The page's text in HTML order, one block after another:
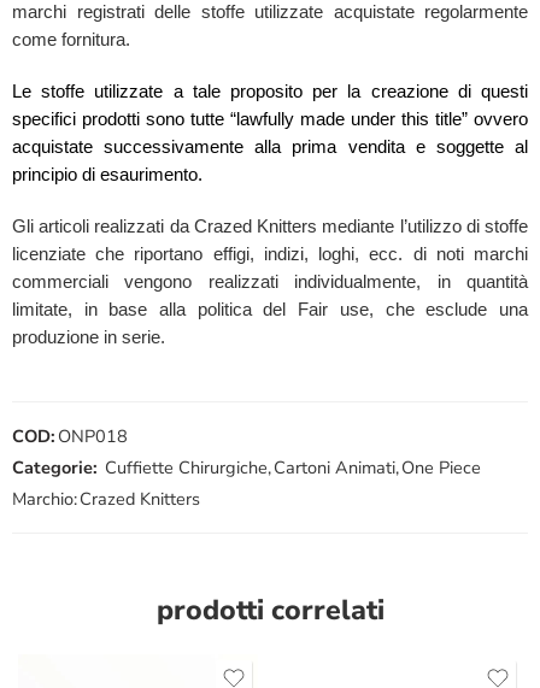
marchi registrati delle stoffe utilizzate acquistate regolarmente
come fornitura.
Le stoffe utilizzate a tale proposito per la creazione di questi
specifici prodotti sono tutte “lawfully made under this title” ovvero
acquistate successivamente alla prima vendita e soggette al
principio di esaurimento.
Gli articoli realizzati da Crazed Knitters mediante l’utilizzo di stoffe
licenziate che riportano effigi, indizi, loghi, ecc. di noti marchi
commerciali vengono realizzati individualmente, in quantità
limitate, in base alla politica del Fair use, che esclude una
produzione in serie.
COD: ONP018
Categorie: Cuffiette Chirurgiche,Cartoni Animati,One Piece
Marchio:Crazed Knitters
prodotti correlati